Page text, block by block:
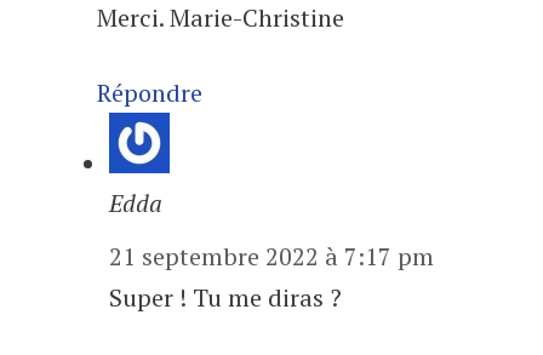
Merci. Marie-Christine
Répondre
Edda
21 septembre 2022 à 7:17 pm
Super ! Tu me diras ?